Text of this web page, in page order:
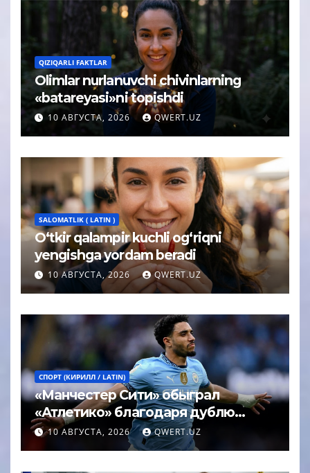
QIZIQARLI FAKTLAR
Olimlar nurlanuvchi chivinlarning
«batareyasi»ni topishdi
10 АВГУСТА, 2026 QWERT.UZ
SALOMATLIK ( LATIN )
O‘tkir qalampir kuchli og‘riqni
yengishga yordam beradi
10 АВГУСТА, 2026 QWERT.UZ
СПОРТ (КИРИЛЛ / LATIN)
«Манчестер Сити» обыграл
«Атлетико» благодаря дублю
Мармуша за две минуты
10 АВГУСТА, 2026 QWERT.UZ